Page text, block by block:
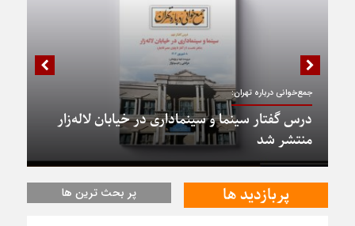
جمع‌خوانی درباره تهران:
درس گفتار سینما و سینماداری در خیابان لاله‌زار
منتشر شد
پربازدید ها پر بحث ترین ها